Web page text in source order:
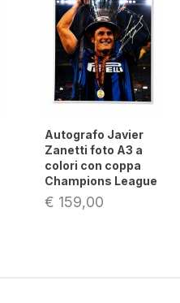
Autografo di Javier
Zanetti su scarpa in
ceramica Stefano
Puzzo
€ 259,00